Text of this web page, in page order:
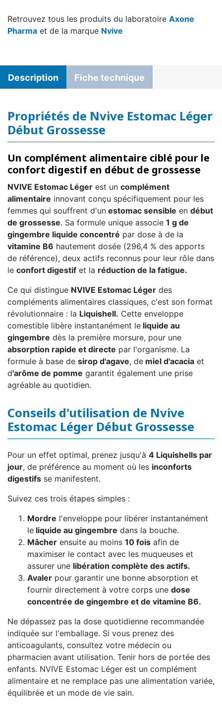
Retrouvez tous les produits du laboratoire Axone
Pharma et de la marque Nvive
Description Fiche technique
Propriétés de Nvive Estomac Léger
Début Grossesse
Un complément alimentaire ciblé pour le
confort digestif en début de grossesse
NVIVE Estomac Léger est un complément
alimentaire innovant conçu spécifiquement pour les
femmes qui souffrent d'un estomac sensible en début
de grossesse. Sa formule unique associe 1 g de
gingembre liquide concentré par dose à de la
vitamine B6 hautement dosée (296,4 % des apports
de référence), deux actifs reconnus pour leur rôle dans
le confort digestif et la réduction de la fatigue.
Ce qui distingue NVIVE Estomac Léger des
compléments alimentaires classiques, c'est son format
révolutionnaire : la Liquishell. Cette enveloppe
comestible libère instantanément le liquide au
gingembre dès la première morsure, pour une
absorption rapide et directe par l'organisme. La
formule à base de sirop d'agave, de miel d'acacia et
d'arôme de pomme garantit également une prise
agréable au quotidien.
Conseils d'utilisation de Nvive
Estomac Léger Début Grossesse
Pour un effet optimal, prenez jusqu'à 4 Liquishells par
jour, de préférence au moment où les inconforts
digestifs se manifestent.
Suivez ces trois étapes simples :
Mordre l'enveloppe pour libérer instantanément
le liquide au gingembre dans la bouche.
Mâcher ensuite au moins 10 fois afin de
maximiser le contact avec les muqueuses et
assurer une libération complète des actifs.
Avaler pour garantir une bonne absorption et
fournir directement à votre corps une dose
concentrée de gingembre et de vitamine B6.
Ne dépassez pas la dose quotidienne recommandée
indiquée sur l'emballage. Si vous prenez des
anticoagulants, consultez votre médecin ou
pharmacien avant utilisation. Tenir hors de portée des
enfants. NVIVE Estomac Léger est un complément
alimentaire et ne remplace pas une alimentation variée,
équilibrée et un mode de vie sain.